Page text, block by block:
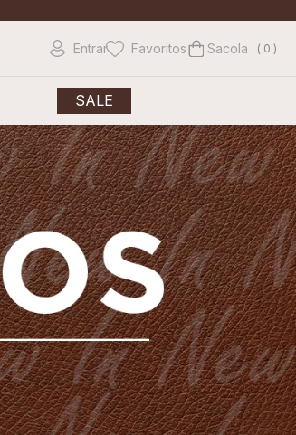
Entrar Favoritos 0
SALE